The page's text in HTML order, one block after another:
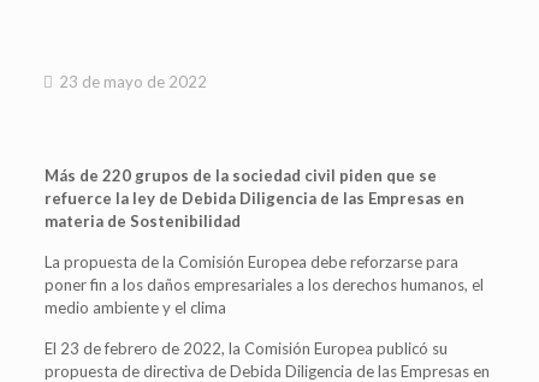
23 de mayo de 2022
Más de 220 grupos de la sociedad civil piden que se
refuerce la ley de Debida Diligencia de las Empresas en
materia de Sostenibilidad
La propuesta de la Comisión Europea debe reforzarse para
poner fin a los daños empresariales a los derechos humanos, el
medio ambiente y el clima
El 23 de febrero de 2022, la Comisión Europea publicó su
propuesta de directiva de Debida Diligencia de las Empresas en